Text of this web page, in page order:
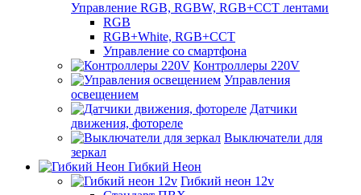
Управление RGB, RGBW, RGB+CCT лентами
RGB
RGB+White, RGB+CCT
Управление со смартфона
Контроллеры 220V
Управления
освещением
Датчики
движения, фотореле
Выключатели для
зеркал
Гибкий Неон
Гибкий неон 12v